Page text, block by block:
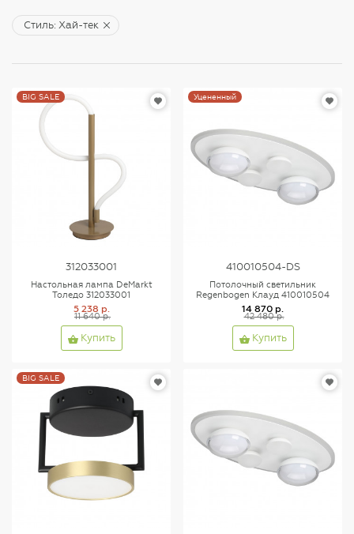
Стиль: Хай-тек
BIG SALE
312033001
Настольная лампа DeMarkt
Толедо 312033001
5 238 р.
11 640 р.
Купить
Уцененный
410010504-DS
Потолочный светильник
Regenbogen Клауд 410010504
14 870 р.
42 480 р.
Купить
BIG SALE